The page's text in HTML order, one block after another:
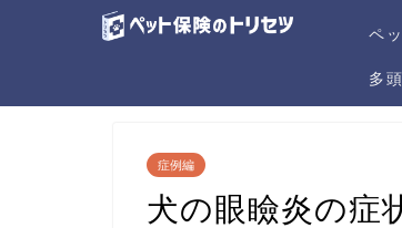
ペ
多
症例編
犬の眼瞼炎の症